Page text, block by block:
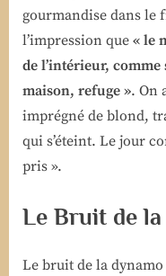
gourmandise dans le
l’impression que « le
de l’intérieur, comme
maison, refuge ». On
imprégné de blond,
qui s’éteint. Le jour
pris ».
Le Bruit de
Le bruit de la dynamo